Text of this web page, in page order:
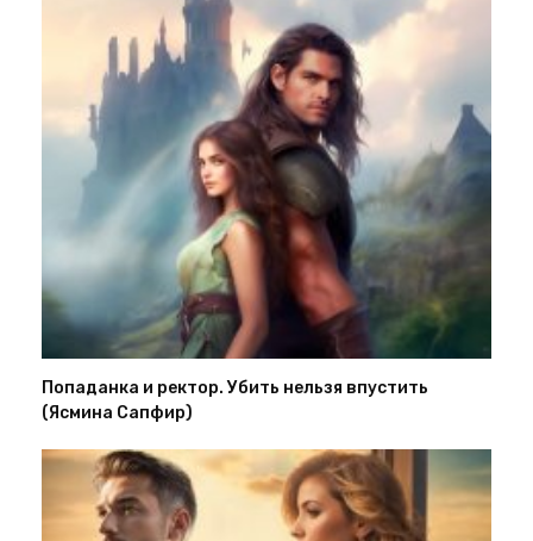
Попаданка и ректор. Убить нельзя впустить
(Ясмина Сапфир)